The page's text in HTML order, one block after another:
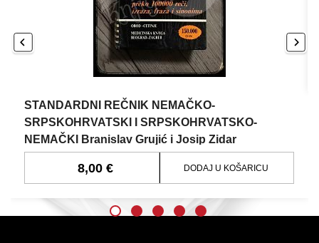
STANDARDNI REČNIK NEMAČKO-
SRPSKOHRVATSKI I SRPSKOHRVATSKO-
NEMAČKI Branislav Grujić i Josip Zidar
8,00 € DODAJ U KOŠARICU